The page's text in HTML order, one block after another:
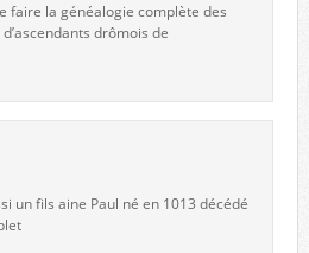
faire la généalogie complète des
drômois de
un fils aine Paul né en 1013 décédé